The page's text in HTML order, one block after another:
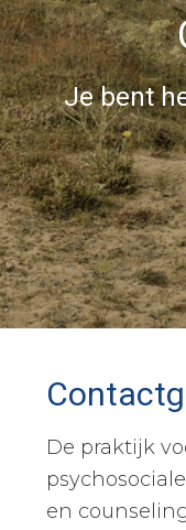
Je bent
De praktijk
en